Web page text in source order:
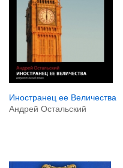
Иностранец ее Величества
Андрей Остальский